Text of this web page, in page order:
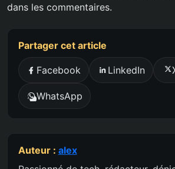
dans les commentaires.
Partager cet article
Facebook LinkedIn
WhatsApp
Auteur : alex